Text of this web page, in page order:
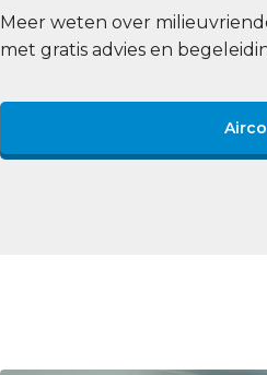
Meer weten over
met gratis advies en